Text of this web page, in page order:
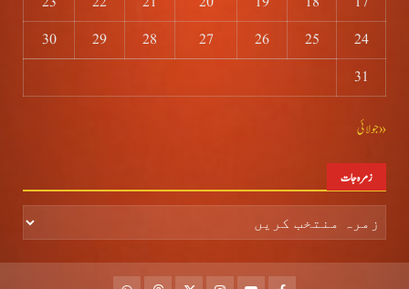
24
25
26
27
28
29
30
31
« جولائی
زمرہ جات
جات